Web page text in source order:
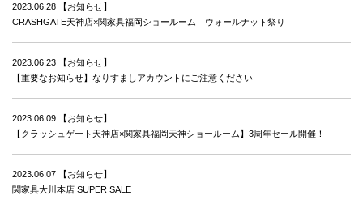
2023.06.28
【お知らせ】
CRASHGATE天神店×関家具福岡ショールーム ウォールナット祭り
2023.06.23
【お知らせ】
【重要なお知らせ】なりすましアカウントにご注意ください
2023.06.09
【お知らせ】
【クラッシュゲート天神店×関家具福岡天神ショールーム】3周年セール開催！
2023.06.07
【お知らせ】
関家具大川本店 SUPER SALE